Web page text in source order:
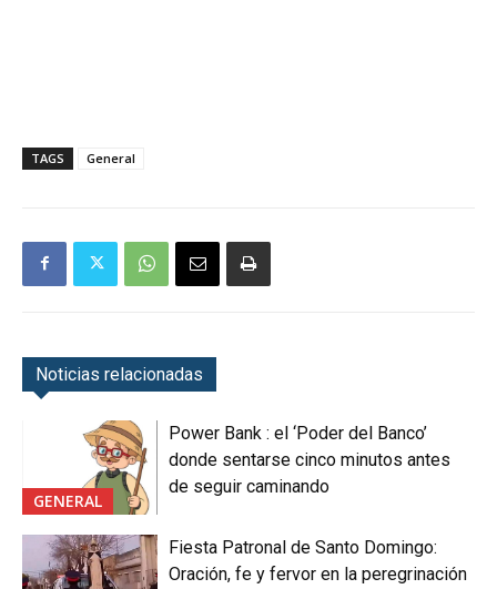
TAGS General
Noticias relacionadas
GENERAL
Power Bank : el ‘Poder del Banco’
donde sentarse cinco minutos antes
de seguir caminando
Fiesta Patronal de Santo Domingo:
Oración, fe y fervor en la peregrinación